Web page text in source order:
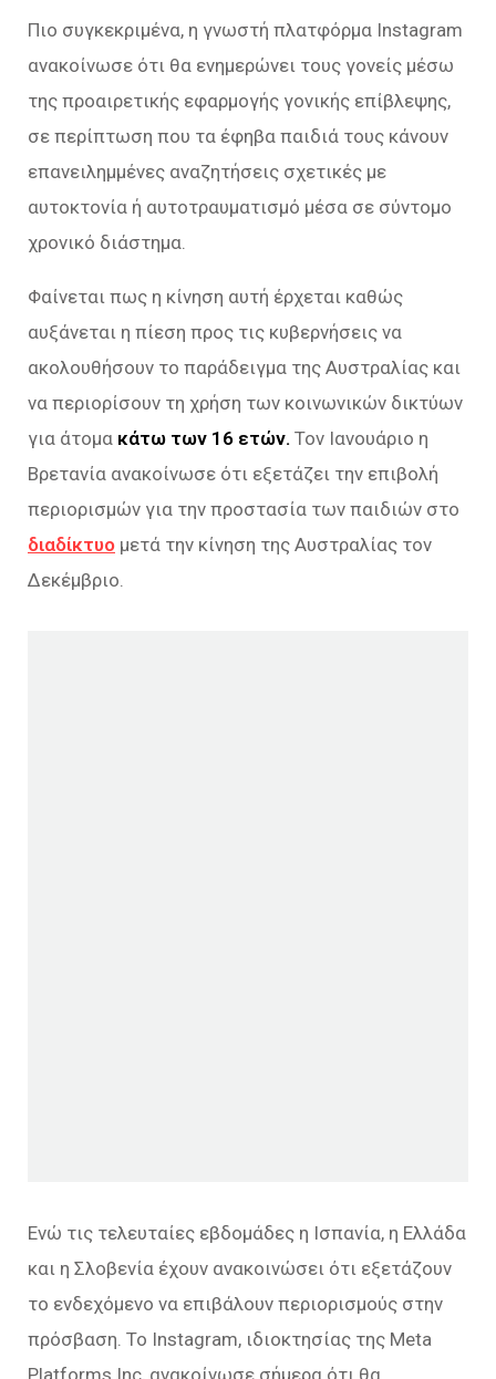
Πιο συγκεκριμένα, η γνωστή πλατφόρμα Instagram
ανακοίνωσε ότι θα ενημερώνει τους γονείς μέσω
της προαιρετικής εφαρμογής γονικής επίβλεψης,
σε περίπτωση που τα έφηβα παιδιά τους κάνουν
επανειλημμένες αναζητήσεις σχετικές με
αυτοκτονία ή αυτοτραυματισμό μέσα σε σύντομο
χρονικό διάστημα.
Φαίνεται πως η κίνηση αυτή έρχεται καθώς
αυξάνεται η πίεση προς τις κυβερνήσεις να
ακολουθήσουν το παράδειγμα της Αυστραλίας και
να περιορίσουν τη χρήση των κοινωνικών δικτύων
για άτομα κάτω των 16 ετών. Τον Ιανουάριο η
Βρετανία ανακοίνωσε ότι εξετάζει την επιβολή
περιορισμών για την προστασία των παιδιών στο
διαδίκτυο μετά την κίνηση της Αυστραλίας τον
Δεκέμβριο.
Ενώ τις τελευταίες εβδομάδες η Ισπανία, η Ελλάδα
και η Σλοβενία έχουν ανακοινώσει ότι εξετάζουν
το ενδεχόμενο να επιβάλουν περιορισμούς στην
πρόσβαση. Το Instagram, ιδιοκτησίας της Meta
Platforms Inc, ανακοίνωσε σήμερα ότι θα